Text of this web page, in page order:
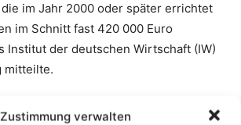
Zustimmung verwalten